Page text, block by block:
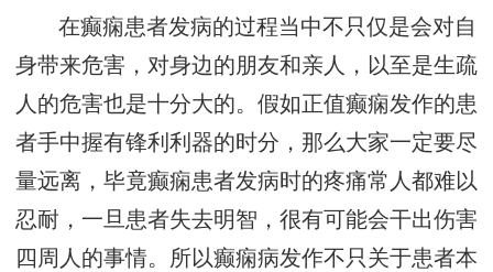
在癫痫患者发病的过程当中不只仅是会对自
身带来危害，对身边的朋友和亲人，以至是生疏
人的危害也是十分大的。假如正值癫痫发作的患
者手中握有锋利利器的时分，那么大家一定要尽
量远离，毕竟癫痫患者发病时的疼痛常人都难以
忍耐，一旦患者失去明智，很有可能会干出伤害
四周人的事情。所以癫痫病发作不只关于患者本